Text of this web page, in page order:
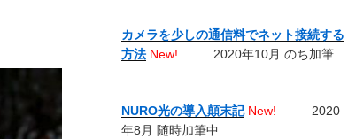
カメラを少しの通信料でネット接続する
方法 New! 2020年10月 のち加筆
NURO光の導入顛末記 New! 2020
年8月 随時加筆中